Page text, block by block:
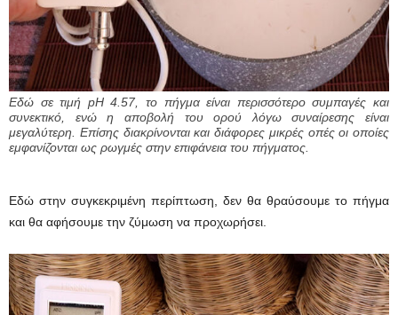
Εδώ σε τιμή pH 4.57, το πήγμα είναι περισσότερο συμπαγές και
συνεκτικό, ενώ η αποβολή του ορού λόγω συναίρεσης είναι
μεγαλύτερη. Επίσης διακρίνονται και διάφορες μικρές οπές οι οποίες
εμφανίζονται ως ρωγμές στην επιφάνεια του πήγματος.
Εδώ στην συγκεκριμένη περίπτωση, δεν θα θραύσουμε το πήγμα
και θα αφήσουμε την ζύμωση να προχωρήσει.